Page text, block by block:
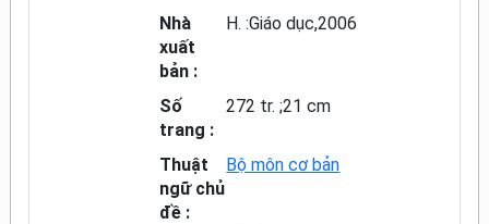
Nhà
xuất
bản :
H. :Giáo dục,2006
Số
trang :
272 tr. ;21 cm
Thuật
ngữ chủ
đề :
Bộ môn cơ bản